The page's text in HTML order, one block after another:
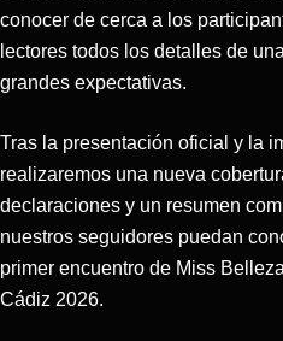
conocer de cerca a los
lectores todos los detalles de
grandes expectativas.
Tras la presentación oficial y la
realizaremos una nueva
declaraciones y un resumen
nuestros seguidores puedan
primer encuentro de Miss
Cádiz 2026.